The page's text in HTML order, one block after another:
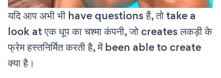
यदि आप अभी भी have questions हैं, तो take a
look at एक धूप का चश्मा कंपनी, जो creates लकड़ी के
फ्रेम हस्तनिर्मित करती है, में been able to create
क्या है।